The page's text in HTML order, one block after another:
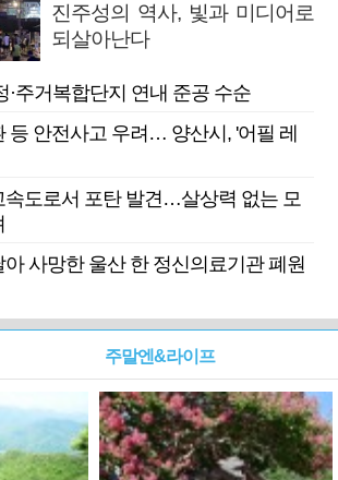
진주성의 역사, 빛과 미디어로
되살아난다
·주거복합단지 연내 준공 수순
등 안전사고 우려… 양산시, '어필 레
속도로서 포탄 발견…살상력 없는 모
사망한 울산 한 정신의료기관 폐원
주말엔&라이프